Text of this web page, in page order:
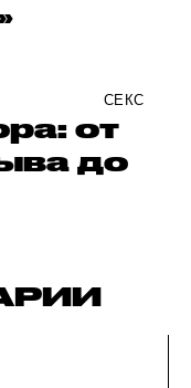
СЕКС
от
до